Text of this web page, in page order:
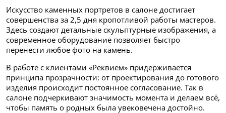
Искусство каменных портретов в салоне достигает
совершенства за 2,5 дня кропотливой работы мастеров.
Здесь создают детальные скульптурные изображения, а
современное оборудование позволяет быстро
перенести любое фото на камень.
В работе с клиентами «Реквием» придерживается
принципа прозрачности: от проектирования до готового
изделия происходит постоянное согласование. Так в
салоне подчеркивают значимость момента и делаем всё,
чтобы память о родных была увековечена достойно.